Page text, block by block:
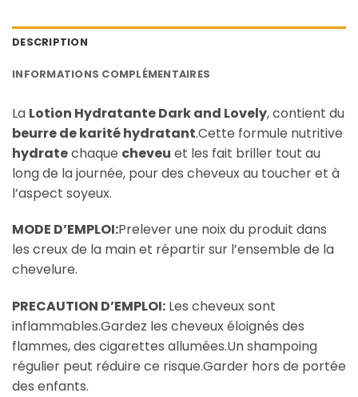
DESCRIPTION
INFORMATIONS COMPLÉMENTAIRES
La Lotion Hydratante Dark and Lovely, contient du
beurre de karité hydratant.Cette formule nutritive
hydratechaque cheveu et les fait briller tout au
long de la journée, pour des cheveux au toucher et à
l’aspect soyeux.
MODE D’EMPLOI:Prelever une noix du produit dans
les creux de la main et répartir sur l’ensemble de la
chevelure.
PRECAUTION D’EMPLOI: Les cheveux sont
inflammables.Gardez les cheveux éloignés des
flammes, des cigarettes allumées.Un shampoing
régulier peut réduire ce risque.Garder hors de portée
des enfants.